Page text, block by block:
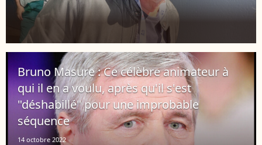
Bruno Masure : Ce célèbre animateur à
qui il en a voulu, après qu'il s'est
"déshabillé" pour une improbable
séquence
14 octobre 2022